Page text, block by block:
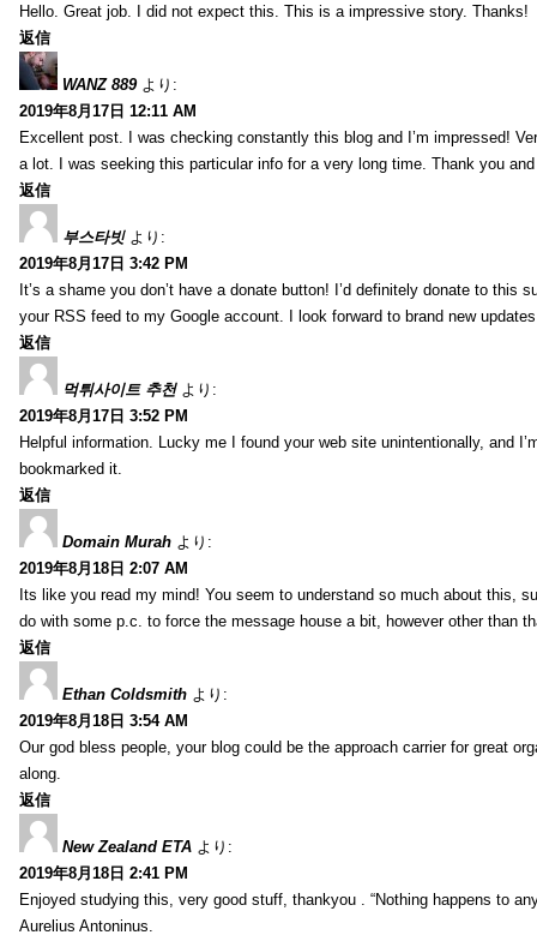
Hello. Great job. I did not expect this. This is a impressive story. Thanks!
返信
WANZ 889 より:
2019年8月17日 12:11 AM
Excellent post. I was checking constantly this blog and I’m impressed!
a lot. I was seeking this particular info for a very long time. Thank you
返信
부스타빗 より:
2019年8月17日 3:42 PM
It’s a shame you don’t have a donate button! I’d definitely donate to this
your RSS feed to my Google account. I look forward to brand new
返信
먹튀사이트 추천 より:
2019年8月17日 3:52 PM
Helpful information. Lucky me I found your web site unintentionally, and
bookmarked it.
返信
Domain Murah より:
2019年8月18日 2:07 AM
Its like you read my mind! You seem to understand so much about this,
do with some p.c. to force the message house a bit, however other than
返信
Ethan Coldsmith より:
2019年8月18日 3:54 AM
Our god bless people, your blog could be the approach carrier for great
along.
返信
New Zealand ETA より:
2019年8月18日 2:41 PM
Enjoyed studying this, very good stuff, thankyou . “Nothing happens to
Aurelius Antoninus.